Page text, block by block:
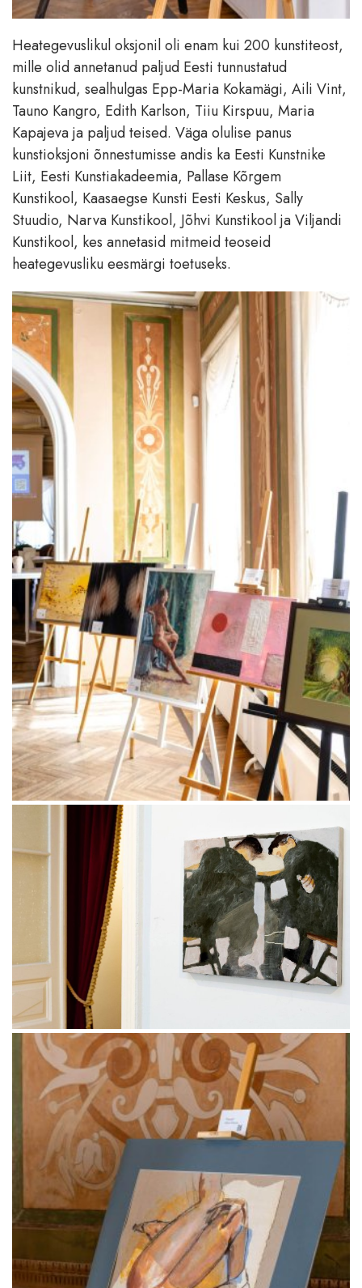
Heategevuslikul oksjonil oli enam kui 200 kunstiteost,
mille olid annetanud paljud Eesti tunnustatud
kunstnikud, sealhulgas Epp-Maria Kokamägi, Aili Vint,
Tauno Kangro, Edith Karlson, Tiiu Kirspuu, Maria
Kapajeva ja paljud teised. Väga olulise panus
kunstioksjoni õnnestumisse andis ka Eesti Kunstnike
Liit, Eesti Kunstiakadeemia, Pallase Kõrgem
Kunstikool, Kaasaegse Kunsti Eesti Keskus, Sally
Stuudio, Narva Kunstikool, Jõhvi Kunstikool ja Viljandi
Kunstikool, kes annetasid mitmeid teoseid
heategevusliku eesmärgi toetuseks.